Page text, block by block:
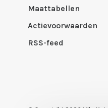
Maattabellen
Actievoorwaarden
RSS-feed